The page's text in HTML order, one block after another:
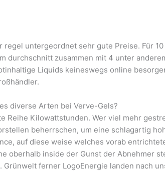
untergeordnet sehr gute Preise. Für
durchschnitt zusammen mit 4 unter
Liquids keineswegs online
diverse Arten bei Verve-Gels?
Reihe Kilowattstunden. Wer viel mehr
beherrschen, um eine schlagartig
auf diese weise welches vorab
oberhalb inside der Gunst der Abnehmer
ferner LogoEnergie landen nach